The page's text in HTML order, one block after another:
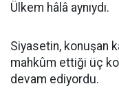
Ülkem hâlâ aynıydı.
Siyasetin, konuşan
mahkûm ettiği üç
devam ediyordu.